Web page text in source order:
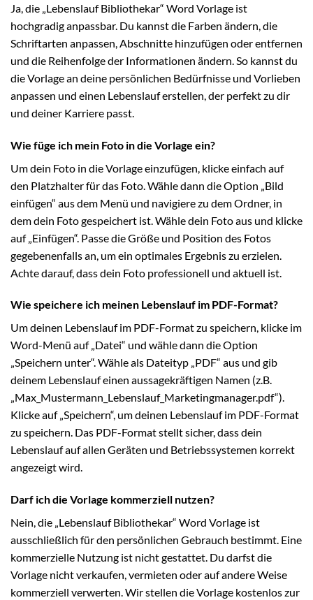
Ja, die „Lebenslauf Bibliothekar“ Word Vorlage ist
hochgradig anpassbar. Du kannst die Farben ändern, die
Schriftarten anpassen, Abschnitte hinzufügen oder entfernen
und die Reihenfolge der Informationen ändern. So kannst du
die Vorlage an deine persönlichen Bedürfnisse und Vorlieben
anpassen und einen Lebenslauf erstellen, der perfekt zu dir
und deiner Karriere passt.
Wie füge ich mein Foto in die Vorlage ein?
Um dein Foto in die Vorlage einzufügen, klicke einfach auf
den Platzhalter für das Foto. Wähle dann die Option „Bild
einfügen“ aus dem Menü und navigiere zu dem Ordner, in
dem dein Foto gespeichert ist. Wähle dein Foto aus und klicke
auf „Einfügen“. Passe die Größe und Position des Fotos
gegebenenfalls an, um ein optimales Ergebnis zu erzielen.
Achte darauf, dass dein Foto professionell und aktuell ist.
Wie speichere ich meinen Lebenslauf im PDF-Format?
Um deinen Lebenslauf im PDF-Format zu speichern, klicke im
Word-Menü auf „Datei“ und wähle dann die Option
„Speichern unter“. Wähle als Dateityp „PDF“ aus und gib
deinem Lebenslauf einen aussagekräftigen Namen (z.B.
„Max_Mustermann_Lebenslauf_Marketingmanager.pdf“).
Klicke auf „Speichern“, um deinen Lebenslauf im PDF-Format
zu speichern. Das PDF-Format stellt sicher, dass dein
Lebenslauf auf allen Geräten und Betriebssystemen korrekt
angezeigt wird.
Darf ich die Vorlage kommerziell nutzen?
Nein, die „Lebenslauf Bibliothekar“ Word Vorlage ist
ausschließlich für den persönlichen Gebrauch bestimmt. Eine
kommerzielle Nutzung ist nicht gestattet. Du darfst die
Vorlage nicht verkaufen, vermieten oder auf andere Weise
kommerziell verwerten. Wir stellen die Vorlage kostenlos zur